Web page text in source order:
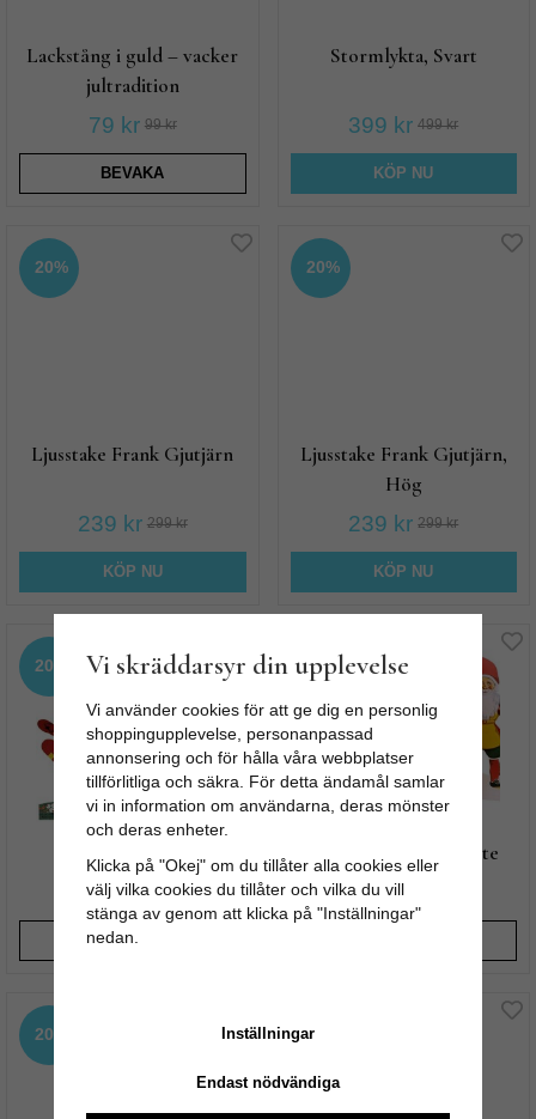
Lackstång i guld – vacker
jultradition
79 kr 99 kr
BEVAKA
Stormlykta, Svart
399 kr 499 kr
KÖP NU
20%
Ljusstake Frank Gjutjärn
239 kr 299 kr
KÖP NU
20%
Ljusstake Frank Gjutjärn,
Hög
239 kr 299 kr
KÖP NU
20%
Pappersrad, Tomte
47 kr 59 kr
BEVAKA
20%
Pappersrad, Jättetomte
119 kr
20% 20%
Vi skräddarsyr din upplevelse
Vi använder cookies för att ge dig en personlig
shoppingupplevelse, personanpassad
annonsering och för hålla våra webbplatser
tillförlitliga och säkra. För detta ändamål samlar
vi in information om användarna, deras mönster
och deras enheter.
Klicka på "Okej" om du tillåter alla cookies eller
välj vilka cookies du tillåter och vilka du vill
stänga av genom att klicka på "Inställningar"
nedan.
Inställningar
Endast nödvändiga